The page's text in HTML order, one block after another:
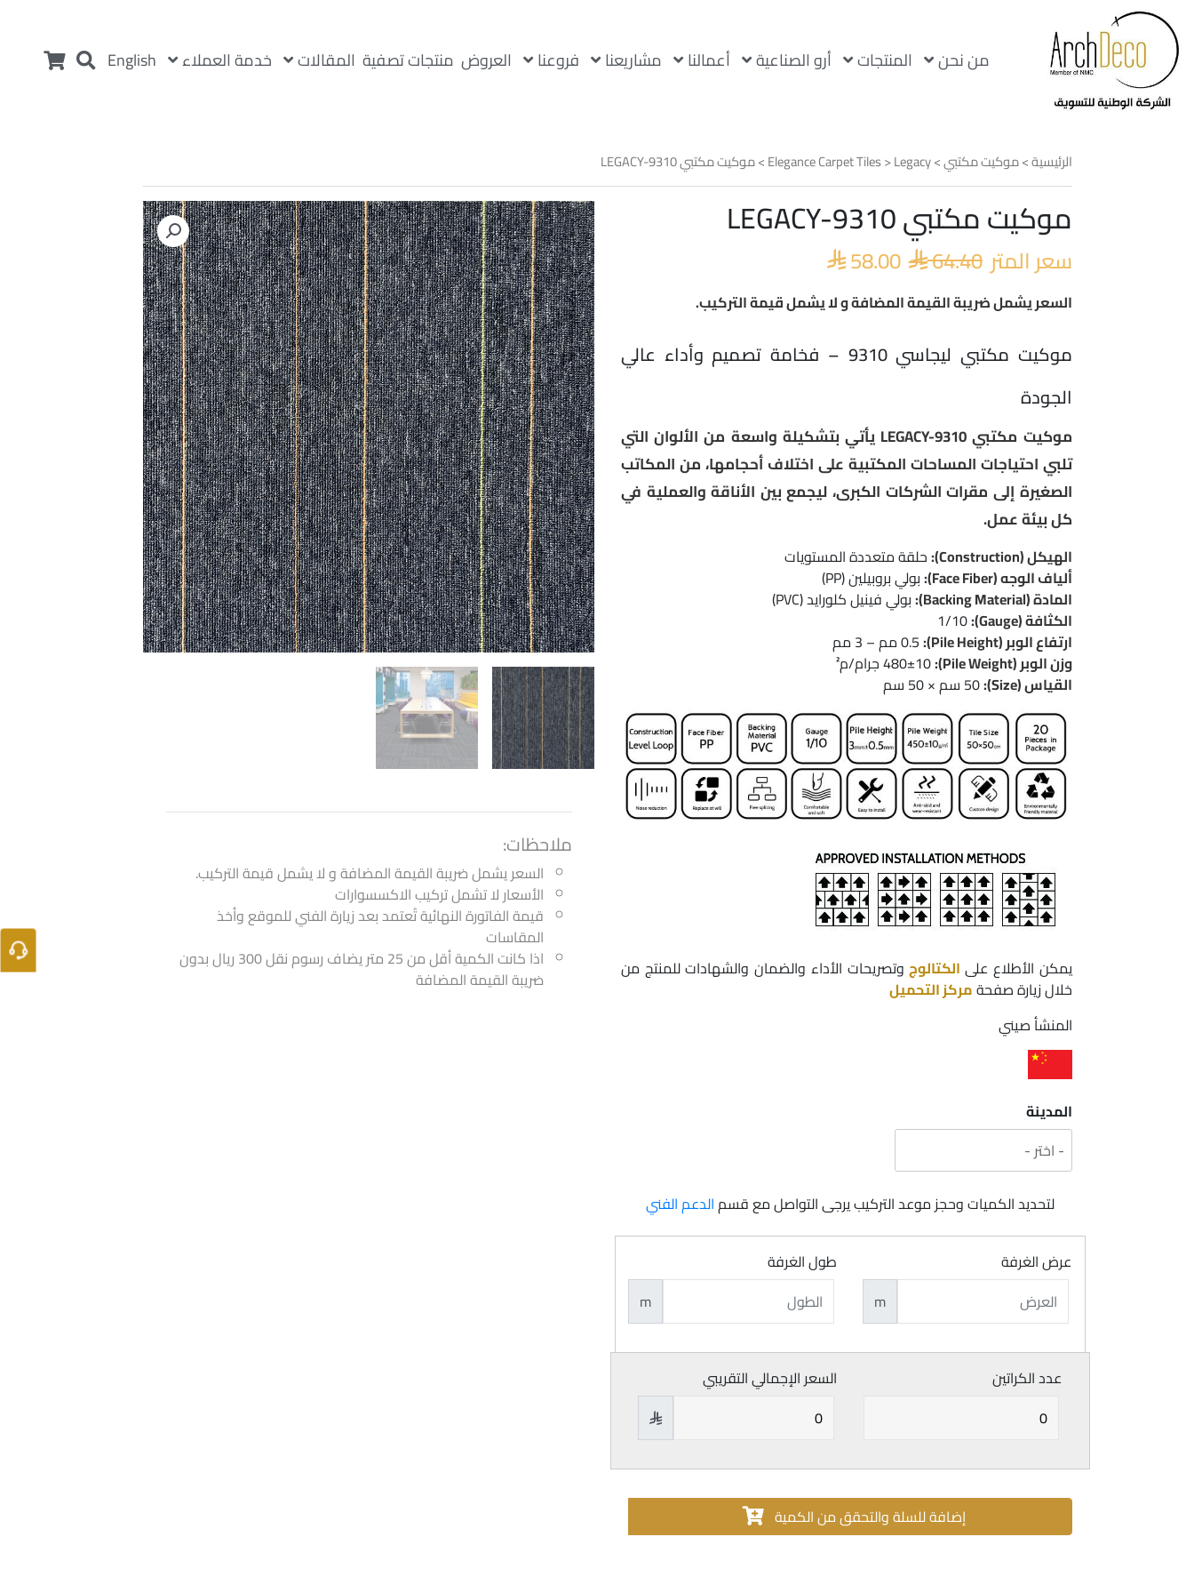
من نحن المنتجات أرو الصناعية أعمالنا مشاريعنا فروعنا العروض منتجات تصفية المقالات خدمة العملاء English
الرئيسية>موكيت مكتبي>
Elegance Carpet Tiles>Legacy > موكيت مكتبي LEGACY-9310
موكيت مكتبي LEGACY-9310
سعر المتر 64.40
السعر
الأصلي
هو:
 64.40.
58.00
السعر
الحالي
هو:
 58.00.
السعر يشمل ضريبة القيمة المضافة و لا يشمل قيمة التركيب.
موكيت مكتبي ليجاسي 9310 – فخامة تصميم وأداء عالي
الجودة
موكيت مكتبي LEGACY-9310 يأتي بتشكيلة واسعة من الألوان التي
تلبي احتياجات المساحات المكتبية على اختلاف أحجامها، من المكاتب
الصغيرة إلى مقرات الشركات الكبرى، ليجمع بين الأناقة والعملية في
كل بيئة عمل.
الهيكل (Construction):
حلقة متعددة المستويات
ألياف الوجه (Face Fiber):
بولي بروبيلين (PP)
المادة (Backing Material):
بولي فينيل كلورايد (PVC)
الكثافة (Gauge):
1/10
ارتفاع الوبر (Pile Height):
وزن الوبر (Pile Weight):
480±10 جرام/م²
القياس (Size):
50 سم × 50 سم
يمكن الأطلاع على الكتالوجوتصريحات الأداء والضمان والشهادات للمنتج من
خلال زيارة صفحةمركز التحميل
المنشأ صيني
المدينة
لتحديد الكميات وحجز موعد التركيب يرجى التواصل مع قسمالدعم الفني
عرض الغرفة
m
طول الغرفة
m
عدد الكراتين السعر الإجمالي التقريبي

إضافة للسلة والتحقق من الكمية
ملاحظات:
السعر يشمل ضريبة القيمة المضافة و لا يشمل قيمة التركيب.
الأسعار لا تشمل تركيب الاكسسوارات
قيمة الفاتورة النهائية تُعتمد بعد زيارة الفني للموقع وأخذ
المقاسات
اذا كانت الكمية أقل من 25 متر يضاف رسوم نقل 300 ريال بدون
ضريبة القيمة المضافة